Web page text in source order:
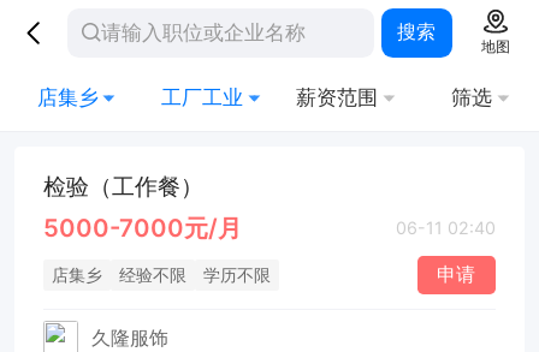
搜索
地图
店集乡 工厂工业 薪资范围 筛选
检验（工作餐）
5000-7000元/月 06-11 02:40
店集乡 经验不限 学历不限 申请
久隆服饰